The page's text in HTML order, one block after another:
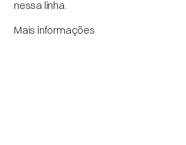
nessa linha.
Mais informações